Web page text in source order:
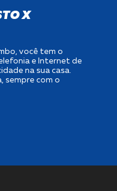
X
você tem o
e Internet de
na sua casa.
sempre com o